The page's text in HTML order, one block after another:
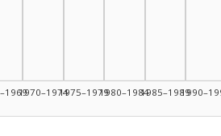
1970–19741975–19791980–19841985–1989